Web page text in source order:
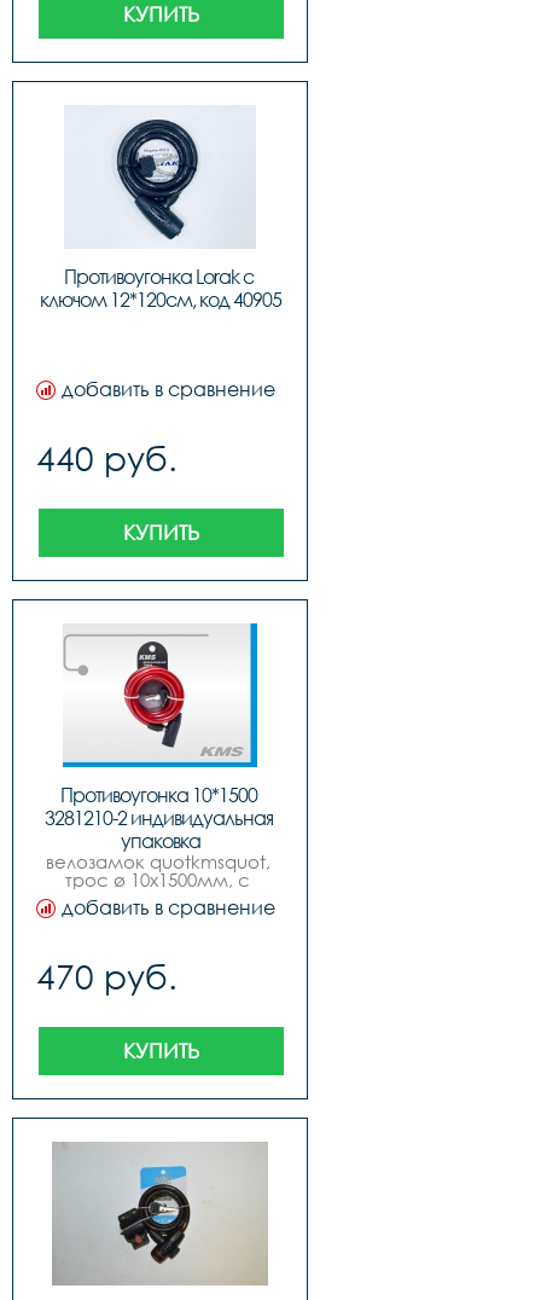
КУПИТЬ
Противоугонка Lorak с
ключом 12*120см, код 40905
добавить в сравнение
440 руб.
КУПИТЬ
Противоугонка 10*1500
3281210-2 индивидуальная
упаковка
велозамок quotkmsquot,
трос ø 10x1500мм, с
ключом, 4 цвета.
добавить в сравнение
470 руб.
КУПИТЬ